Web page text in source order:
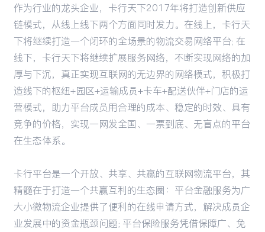
作为行业的龙头企业，卡行天下2017年将打造创新供应
链模式，从线上线下两个方面同时发力。在线上，卡行天
下将继续打造一个闭环的全场景的物流交易网络平台；在
线下，卡行天下将继续扩展服务网络，不断实现网络的加
厚与下沉，真正实现互联网的无边界的网络模式，积极打
造线下的枢纽+园区+运输成员+卡车+配送伙伴+门店的运
营模式，助力平台成员用合理的成本、稳定的时效、具有
竞争的价格，实现一网发全国、一票到底、无盲点的平台
在生态体系。
卡行平台是一个开放、共享、共赢的互联网物流平台，其
精髓在于打造一个共赢互利的生态圈：平台金融服务为广
大小微物流企业提供了便利的在线申请方式，解决成员企
业发展中的资金瓶颈问题；平台保险服务凭借保障广、免